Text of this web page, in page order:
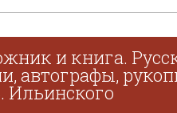
и книга.
автографы,
Ильинского